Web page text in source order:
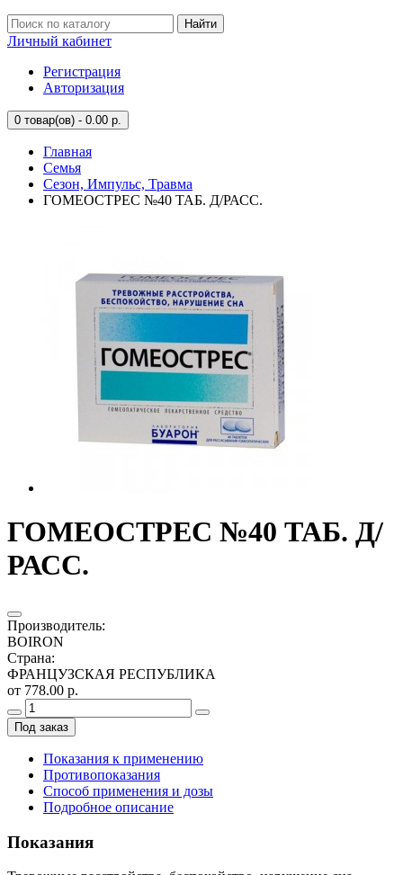
Найти
Личный кабинет
Регистрация
Авторизация
0 товар(ов) - 0.00 р.
Главная
Семья
Сезон, Импульс, Травма
ГОМЕОСТРЕС №40 ТАБ. Д/РАСС.
ГОМЕОСТРЕС №40 ТАБ. Д/
РАСС.
Производитель:
BOIRON
Страна:
ФРАНЦУЗСКАЯ РЕСПУБЛИКА
от 778.00 р.
Под заказ
Показания к применению
Противопоказания
Способ применения и дозы
Подробное описание
Показания